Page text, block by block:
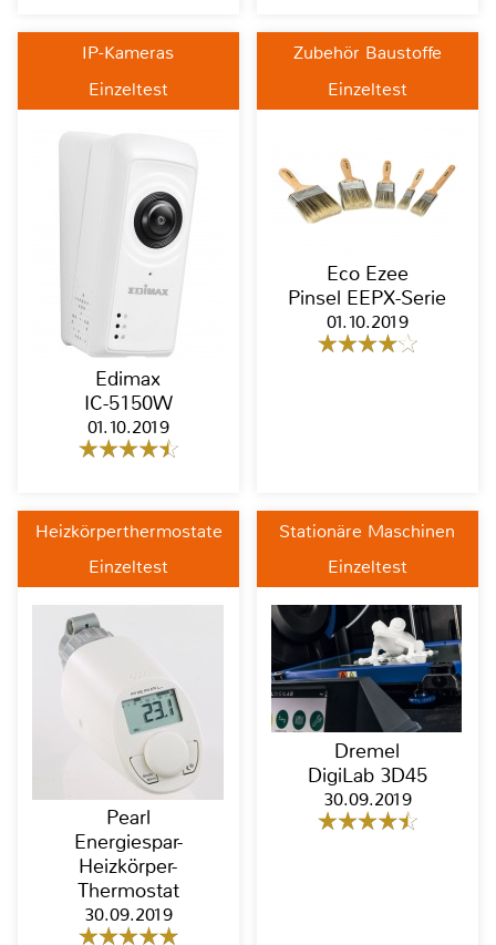
IP-Kameras
Einzeltest
Edimax
IC-5150W
01.10.2019
Zubehör Baustoffe
Einzeltest
Eco Ezee
Pinsel EEPX-Serie
01.10.2019
Heizkörperthermostate
Einzeltest
Pearl
Energiespar-
Heizkörper-
Thermostat
30.09.2019
Stationäre Maschinen
Einzeltest
Dremel
DigiLab 3D45
30.09.2019